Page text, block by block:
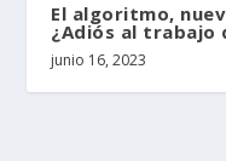
El algoritmo,
¿Adiós al trabajo
junio 16, 2023